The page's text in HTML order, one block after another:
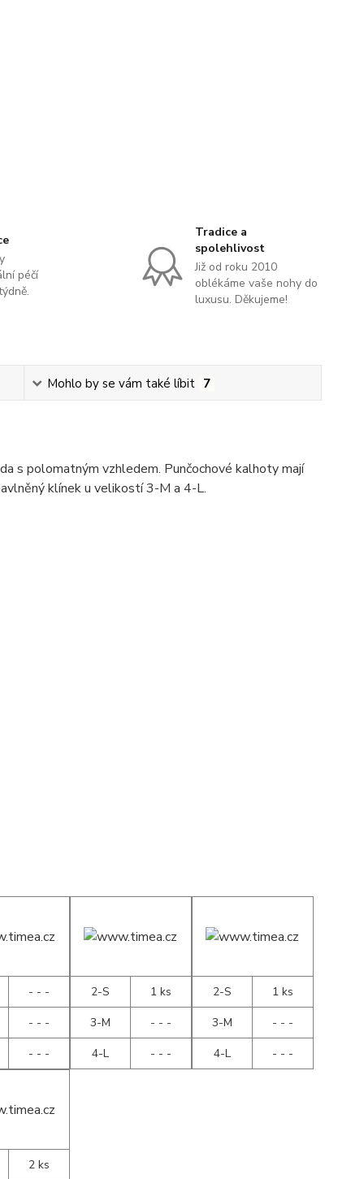
péčí
Tradice a
spolehlivost
Již od roku 2010
oblékáme vaše nohy do
luxusu. Děkujeme!
Mohlo by se vám také líbit 7
s polomatným vzhledem. Punčochové kalhoty mají
klínek u velikostí 3-M a 4-L.
- - -
- - -
- - -
2-S
1 ks
3-M
- - -
4-L
- - -
2-S
1 ks
3-M
- - -
4-L
- - -
2 ks